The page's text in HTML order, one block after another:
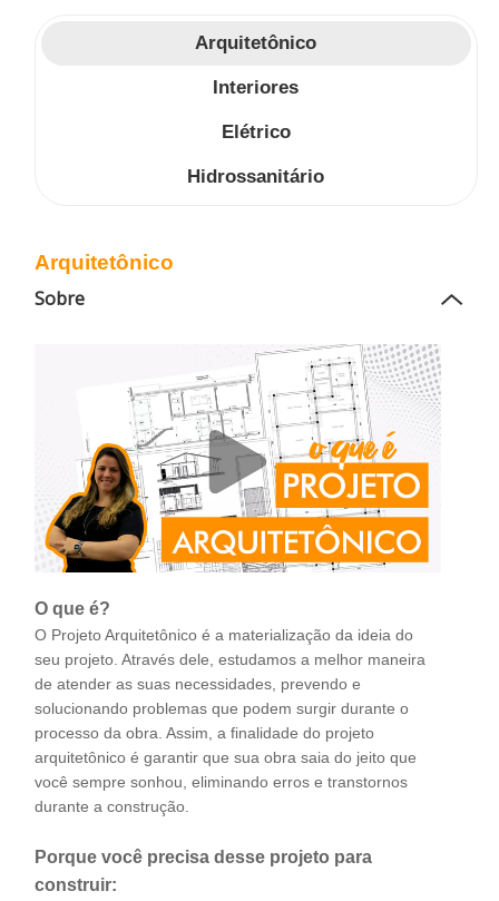
Arquitetônico
Interiores
Elétrico
Hidrossanitário
Arquitetônico
Sobre
O que é?
O Projeto Arquitetônico é a materialização da ideia do
seu projeto. Através dele, estudamos a melhor maneira
de atender as suas necessidades, prevendo e
solucionando problemas que podem surgir durante o
processo da obra. Assim, a finalidade do projeto
arquitetônico é garantir que sua obra saia do jeito que
você sempre sonhou, eliminando erros e transtornos
durante a construção.
Porque você precisa desse projeto para
construir: